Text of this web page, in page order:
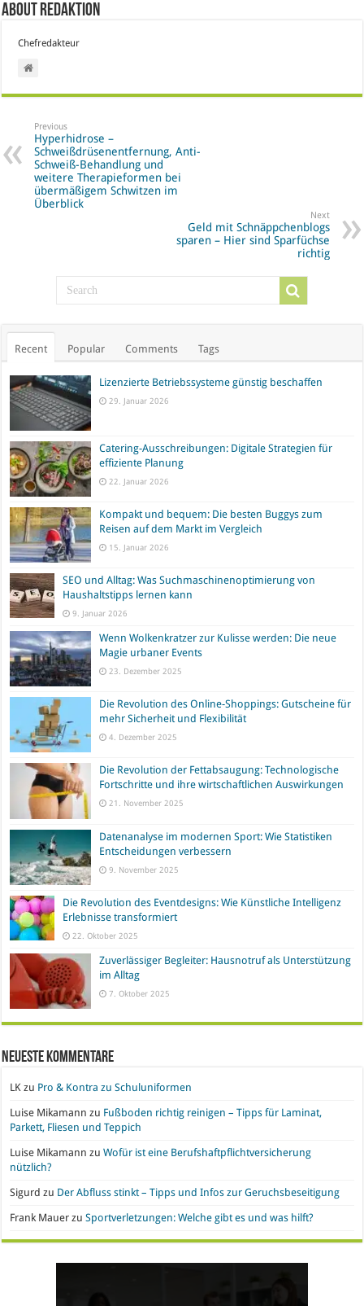
About Redaktion
Chefredakteur
Previous
Hyperhidrose –
Schweißdrüsenentfernung, Anti-
Schweiß-Behandlung und
weitere Therapieformen bei
übermäßigem Schwitzen im
Überblick
Next
Geld mit Schnäppchenblogs
sparen – Hier sind Sparfüchse
richtig
Recent Popular Comments Tags
Lizenzierte Betriebssysteme günstig beschaffen
29. Januar 2026
Catering-Ausschreibungen: Digitale Strategien für
effiziente Planung
22. Januar 2026
Kompakt und bequem: Die besten Buggys zum
Reisen auf dem Markt im Vergleich
15. Januar 2026
SEO und Alltag: Was Suchmaschinenoptimierung von
Haushaltstipps lernen kann
9. Januar 2026
Wenn Wolkenkratzer zur Kulisse werden: Die neue
Magie urbaner Events
23. Dezember 2025
Die Revolution des Online-Shoppings: Gutscheine für
mehr Sicherheit und Flexibilität
4. Dezember 2025
Die Revolution der Fettabsaugung: Technologische
Fortschritte und ihre wirtschaftlichen Auswirkungen
21. November 2025
Datenanalyse im modernen Sport: Wie Statistiken
Entscheidungen verbessern
9. November 2025
Die Revolution des Eventdesigns: Wie Künstliche Intelligenz
Erlebnisse transformiert
22. Oktober 2025
Zuverlässiger Begleiter: Hausnotruf als Unterstützung
im Alltag
7. Oktober 2025
Neueste Kommentare
LK zu Pro & Kontra zu Schuluniformen
Luise Mikamann zu Fußboden richtig reinigen – Tipps für Laminat,
Parkett, Fliesen und Teppich
Luise Mikamann zuWofür ist eine Berufshaftpflichtversicherung
nützlich?
Sigurd zu Der Abfluss stinkt – Tipps und Infos zur Geruchsbeseitigung
Frank Mauer zuSportverletzungen: Welche gibt es und was hilft?